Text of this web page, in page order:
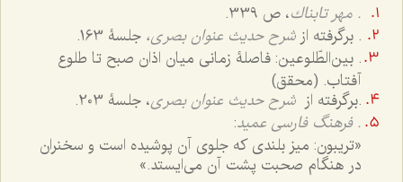
. مهر تابناك، ص 339.
. برگرفته از شرح حدیث عنوان بصری، جلسۀ 163.
. بین‌الطّلوعین: فاصلۀ زمانی میان اذان صبح تا طلوع
آفتاب. (محقق)
.برگرفته از شرح حدیث عنوان بصری، جلسۀ 203.
. فرهنگ فارسی عمید:
«تریبون: میز بلندی که جلوی آن پوشیده است و سخنران
در هنگام صحبت پشت آن می‌ایستد.»